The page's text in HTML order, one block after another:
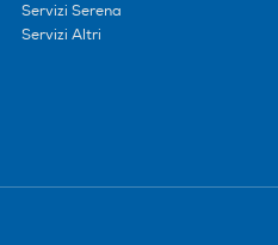
Servizi Serena
Servizi Altri